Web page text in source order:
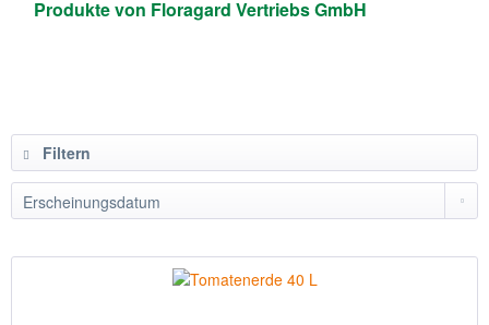
Produkte von Floragard Vertriebs GmbH
Filtern